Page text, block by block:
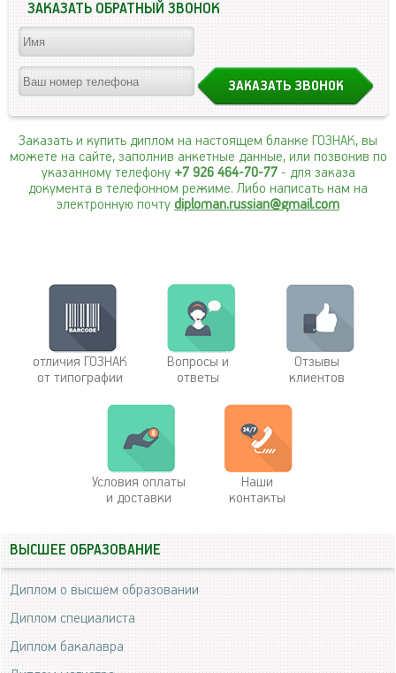
ЗАКАЗАТЬ ОБРАТНЫЙ ЗВОНОК
Заказать и купить диплом на настоящем бланке ГОЗНАК, вы
можете на сайте, заполнив анкетные данные, или позвонив по
указанному телефону +7 926 464-70-77- для заказа
документа в телефонном режиме. Либо написать нам на
электронную почту diploman.russian@gmail.com
отличия ГОЗНАК
от типографии
Вопросы и
ответы
Отзывы
клиентов
Условия оплаты
и доставки
Наши
контакты
ВЫСШЕЕ ОБРАЗОВАНИЕ
Диплом о высшем образовании
Диплом специалиста
Диплом бакалавра